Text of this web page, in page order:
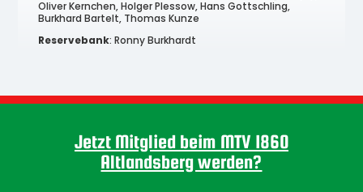
Oliver Kernchen, Holger Plessow, Hans Gottschling,
Burkhard Bartelt, Thomas Kunze
Reservebank: Ronny Burkhardt
Jetzt Mitglied beim MTV 1860
Altlandsberg werden?